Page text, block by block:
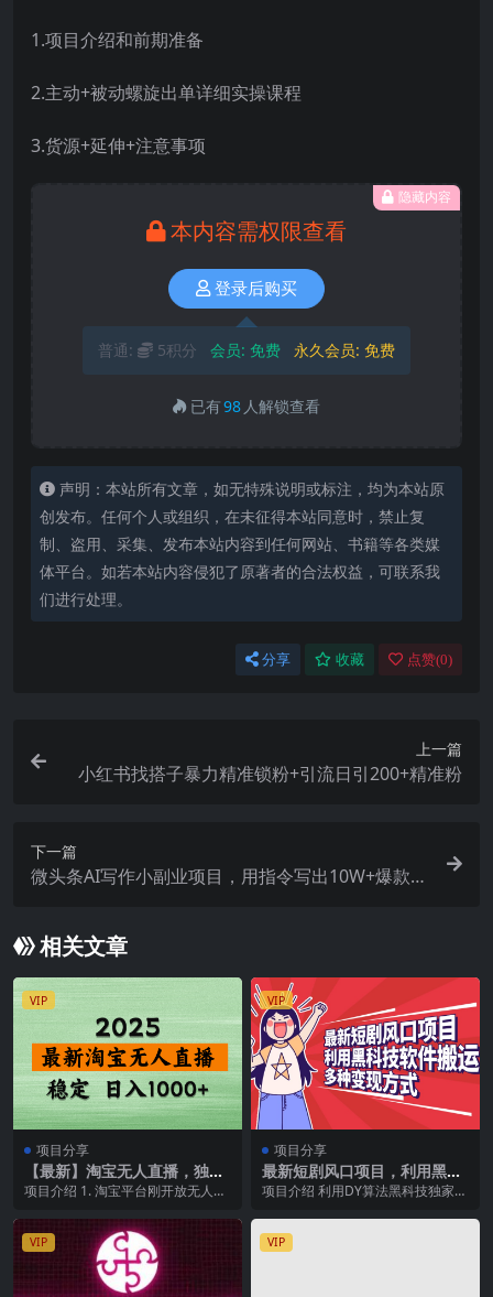
1.项目介绍和前期准备
2.主动+被动螺旋出单详细实操课程
3.货源+延伸+注意事项
隐藏内容
本内容需权限查看
登录后购买
普通: 5积分 会员: 免费 永久会员: 免费
已有98 人解锁查看
声明：本站所有文章，如无特殊说明或标注，均为本站原
创发布。任何个人或组织，在未征得本站同意时，禁止复
制、盗用、采集、发布本站内容到任何网站、书籍等各类媒
体平台。如若本站内容侵犯了原著者的合法权益，可联系我
们进行处理。
分享 收藏 点赞(0)
上一篇
小红书找搭子暴力精准锁粉+引流日引200+精准粉
下一篇
微头条AI写作小副业项目，用指令写出10W+爆款微
相关文章
VIP
项目分享
【最新】淘宝无人直播，独家
技术，日入2K+，无违规无封
秘】
项目介绍 1. 淘宝平台刚开放无人直
想购物的客...
VIP
项目分享
最新短剧风口项目，利用黑科
技软件搬运，多种变现方式
项目介绍 利用DY算法黑科技独家软
实现能过抖加...
VIP VIP